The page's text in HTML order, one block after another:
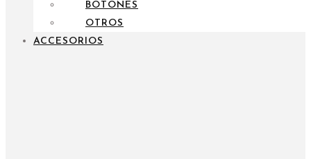
BOTONES
OTROS
ACCESORIOS